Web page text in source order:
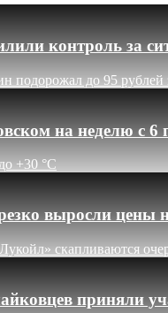
контроль за
подорожал до 95 рублей
на неделю с 6
+30 °C
выросли цены
скапливаются
приняли